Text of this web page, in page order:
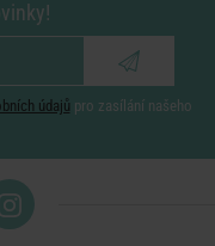
údajů pro zasílání našeho